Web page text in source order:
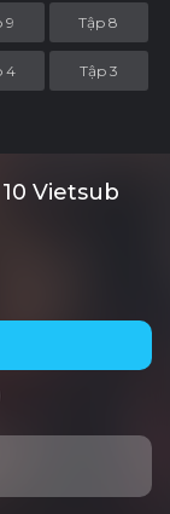
9 Tập 8
4 Tập 3
Vietsub